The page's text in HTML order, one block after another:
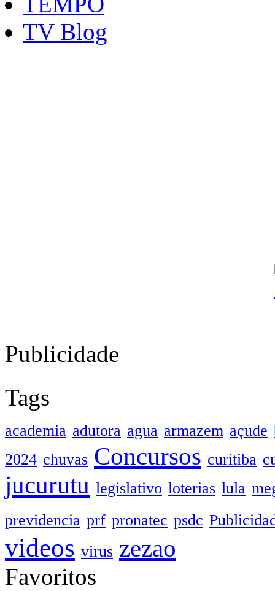
TV Blog
Publicidade
Tags
academia adutora agua armazem açude
2024 chuvas Concursos curitiba
jucurutu legislativo loterias lula
previdencia prf pronatec psdc
videos virus zezao
Favoritos